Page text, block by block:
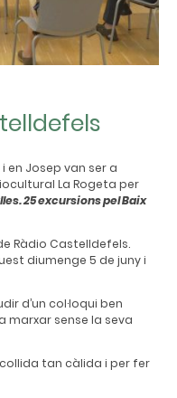
i en Josep van ser a
La Rogeta per
25 excursions pel Baix
Ràdio Castelldefels.
diumenge 5 de juny i
d’un col·loqui ben
marxar sense la seva
tan càlida i per fer